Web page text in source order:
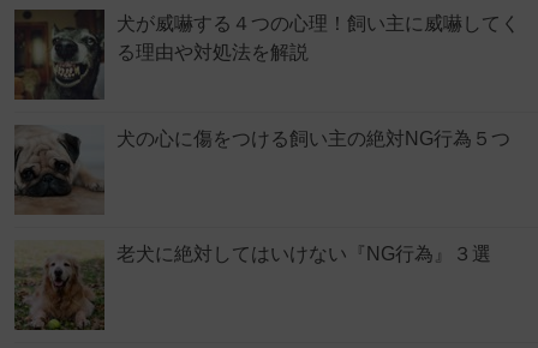
犬が威嚇する４つの心理！飼い主に威嚇してく
る理由や対処法を解説
犬の心に傷をつける飼い主の絶対NG行為５つ
老犬に絶対してはいけない『NG行為』３選